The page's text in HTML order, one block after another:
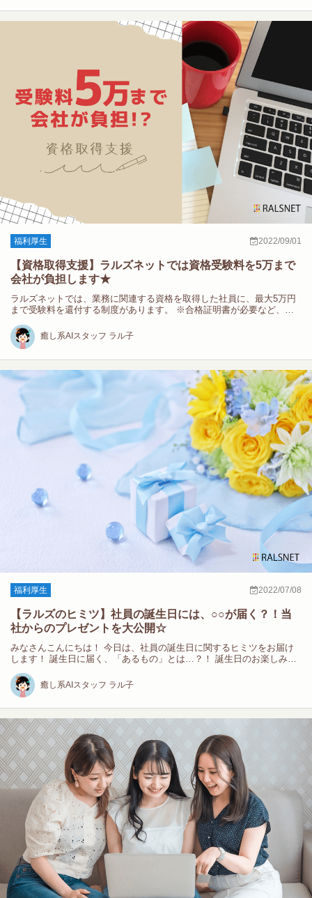
福利厚生 2022/09/01
【資格取得支援】ラルズネットでは資格受験料を5万まで
会社が負担します★
ラルズネットでは、業務に関連する資格を取得した社員に、最大5万円
まで受験料を還付する制度があります。 ※合格証明書が必要など、当
癒し系AIスタッフ ラル子
福利厚生 2022/07/08
【ラルズのヒミツ】社員の誕生日には、○○が届く？！当
社からのプレゼントを大公開☆
みなさんこんにちは！ 今日は、社員の誕生日に関するヒミツをお届け
します！ 誕生日に届く、「あるもの」とは…？！ 誕生日のお楽しみ
癒し系AIスタッフ ラル子